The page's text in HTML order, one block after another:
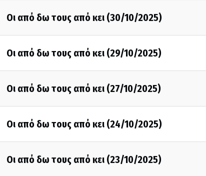
Οι από δω τους από κει (30/10/2025)
Οι από δω τους από κει (29/10/2025)
Οι από δω τους από κει (27/10/2025)
Οι από δω τους από κει (24/10/2025)
Οι από δω τους από κει (23/10/2025)